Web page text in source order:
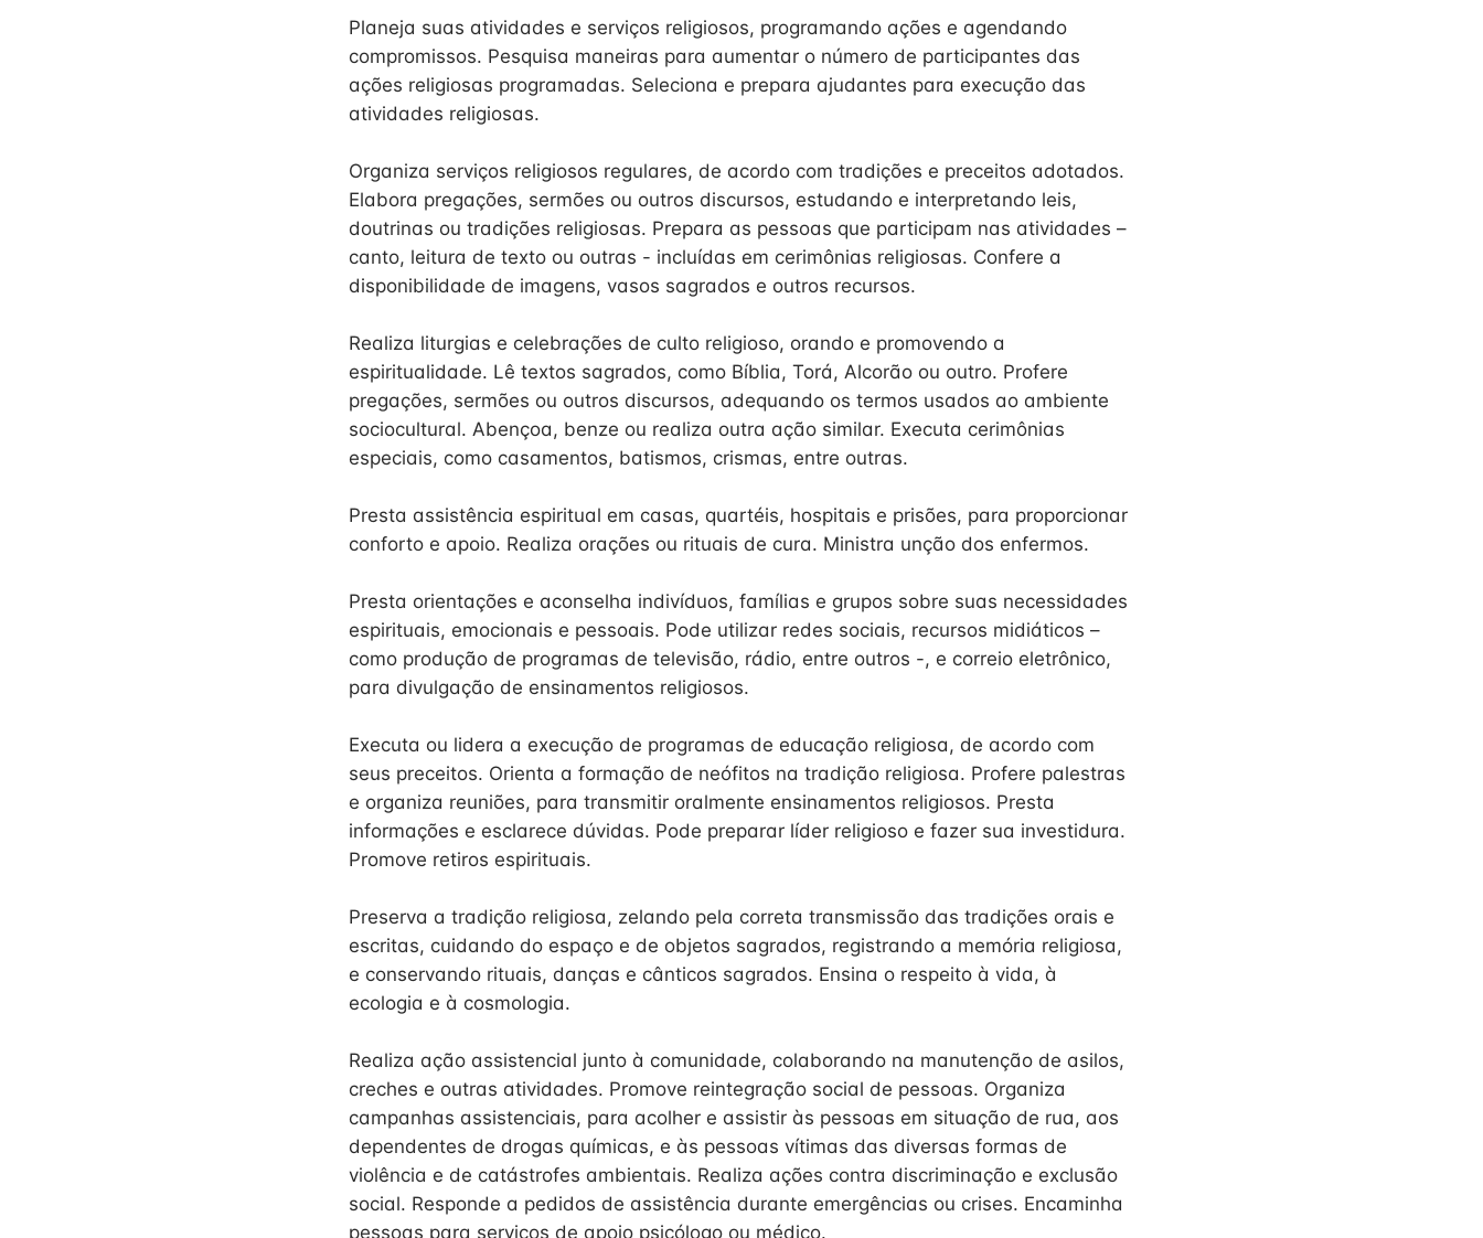
Planeja suas atividades e serviços religiosos, programando ações e agendando
compromissos. Pesquisa maneiras para aumentar o número de participantes das
ações religiosas programadas. Seleciona e prepara ajudantes para execução das
atividades religiosas.
Organiza serviços religiosos regulares, de acordo com tradições e preceitos adotados.
Elabora pregações, sermões ou outros discursos, estudando e interpretando leis,
doutrinas ou tradições religiosas. Prepara as pessoas que participam nas atividades –
canto, leitura de texto ou outras - incluídas em cerimônias religiosas. Confere a
disponibilidade de imagens, vasos sagrados e outros recursos.
Realiza liturgias e celebrações de culto religioso, orando e promovendo a
espiritualidade. Lê textos sagrados, como Bíblia, Torá, Alcorão ou outro. Profere
pregações, sermões ou outros discursos, adequando os termos usados ao ambiente
sociocultural. Abençoa, benze ou realiza outra ação similar. Executa cerimônias
especiais, como casamentos, batismos, crismas, entre outras.
Presta assistência espiritual em casas, quartéis, hospitais e prisões, para proporcionar
conforto e apoio. Realiza orações ou rituais de cura. Ministra unção dos enfermos.
Presta orientações e aconselha indivíduos, famílias e grupos sobre suas necessidades
espirituais, emocionais e pessoais. Pode utilizar redes sociais, recursos midiáticos –
como produção de programas de televisão, rádio, entre outros -, e correio eletrônico,
para divulgação de ensinamentos religiosos.
Executa ou lidera a execução de programas de educação religiosa, de acordo com
seus preceitos. Orienta a formação de neófitos na tradição religiosa. Profere palestras
e organiza reuniões, para transmitir oralmente ensinamentos religiosos. Presta
informações e esclarece dúvidas. Pode preparar líder religioso e fazer sua investidura.
Promove retiros espirituais.
Preserva a tradição religiosa, zelando pela correta transmissão das tradições orais e
escritas, cuidando do espaço e de objetos sagrados, registrando a memória religiosa,
e conservando rituais, danças e cânticos sagrados. Ensina o respeito à vida, à
ecologia e à cosmologia.
Realiza ação assistencial junto à comunidade, colaborando na manutenção de asilos,
creches e outras atividades. Promove reintegração social de pessoas. Organiza
campanhas assistenciais, para acolher e assistir às pessoas em situação de rua, aos
dependentes de drogas químicas, e às pessoas vítimas das diversas formas de
violência e de catástrofes ambientais. Realiza ações contra discriminação e exclusão
social. Responde a pedidos de assistência durante emergências ou crises. Encaminha
pessoas para serviços de apoio psicólogo ou médico.